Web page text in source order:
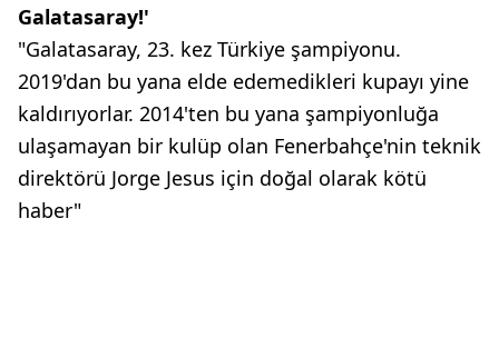
Galatasaray!'
"Galatasaray, 23. kez Türkiye şampiyonu.
2019'dan bu yana elde edemedikleri kupayı yine
kaldırıyorlar. 2014'ten bu yana şampiyonluğa
ulaşamayan bir kulüp olan Fenerbahçe'nin teknik
direktörü Jorge Jesus için doğal olarak kötü
haber"